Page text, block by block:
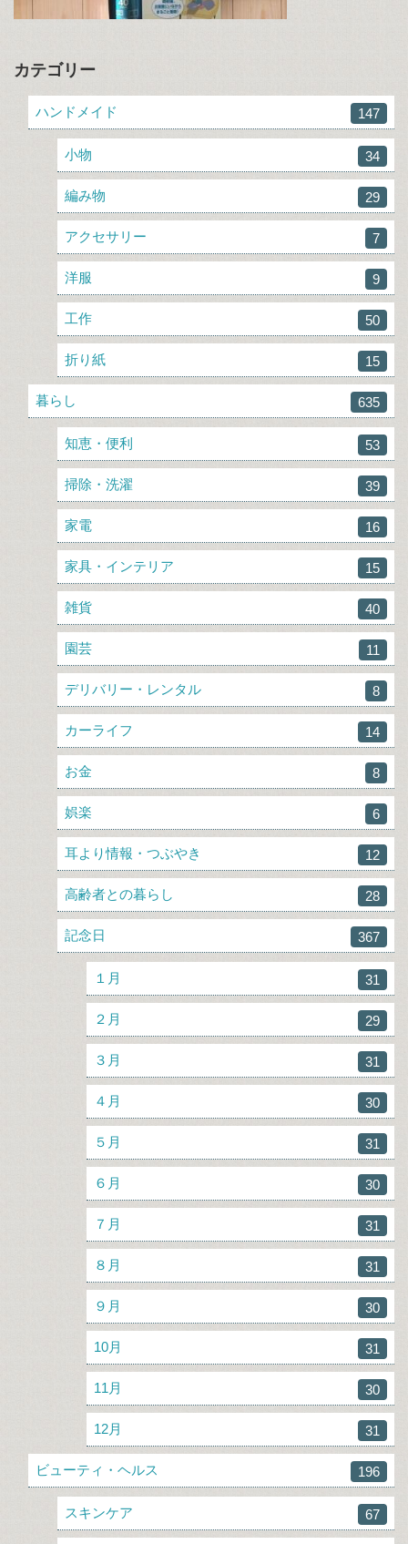
カテゴリー
ハンドメイド 147
小物 34
編み物 29
アクセサリー 7
洋服 9
工作 50
折り紙 15
暮らし 635
知恵・便利 53
掃除・洗濯 39
家電 16
家具・インテリア 15
雑貨 40
園芸 11
デリバリー・レンタル 8
カーライフ 14
お金 8
娯楽 6
耳より情報・つぶやき 12
高齢者との暮らし 28
記念日 367
１月 31
２月 29
３月 31
４月 30
５月 31
６月 30
７月 31
８月 31
９月 30
10月 31
11月 30
12月 31
ビューティ・ヘルス 196
スキンケア 67